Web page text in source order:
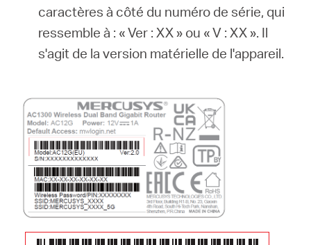
caractères à côté du numéro de série, qui
ressemble à : « Ver : XX » ou « V : XX ». Il
s'agit de la version matérielle de l'appareil.